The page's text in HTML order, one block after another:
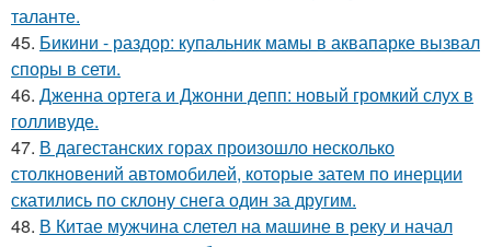
таланте.
45. Бикини - раздор: купальник мамы в аквапарке вызвал
споры в сети.
46. Дженна ортега и Джонни депп: новый громкий слух в
голливуде.
47. В дагестанских горах произошло несколько
столкновений автомобилей, которые затем по инерции
скатились по склону снега один за другим.
48. В Китае мужчина слетел на машине в реку и начал